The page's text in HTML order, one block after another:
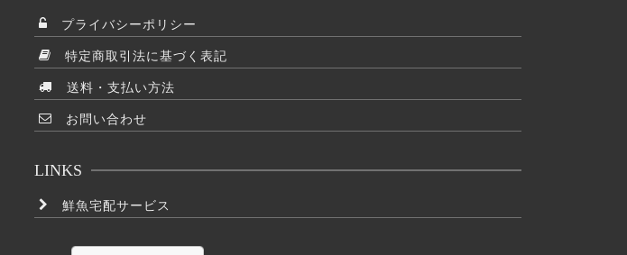
プライバシーポリシー
特定商取引法に基づく表記
送料・支払い方法
お問い合わせ
LINKS
鮮魚宅配サービス